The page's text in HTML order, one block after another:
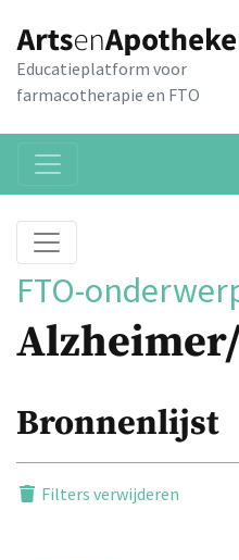
Educatieplatform voor
farmacotherapie en FTO
FTO-
Bronnenlijst
Filters verwijderen